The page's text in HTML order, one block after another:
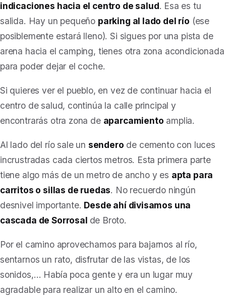
indicaciones hacia el centro de salud. Esa es tu
salida. Hay un pequeño parking al lado del río (ese
posiblemente estará lleno). Si sigues por una pista de
arena hacia el camping, tienes otra zona acondicionada
para poder dejar el coche.
Si quieres ver el pueblo, en vez de continuar hacia el
centro de salud, continúa la calle principal y
encontrarás otra zona de aparcamiento amplia.
Al lado del río sale un sendero de cemento con luces
incrustradas cada ciertos metros. Esta primera parte
tiene algo más de un metro de ancho y es apta para
carritos o sillas de ruedas. No recuerdo ningún
desnivel importante. Desde ahí divisamos una
cascada de Sorrosal de Broto.
Por el camino aprovechamos para bajarnos al río,
sentarnos un rato, disfrutar de las vistas, de los
sonidos,… Había poca gente y era un lugar muy
agradable para realizar un alto en el camino.